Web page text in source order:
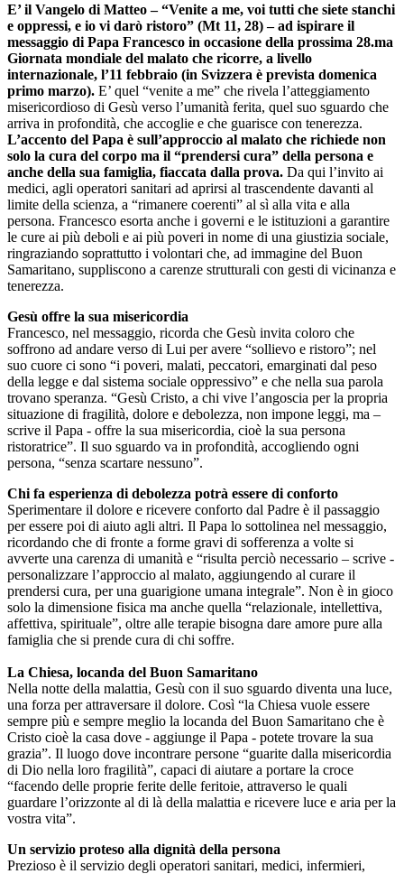
E’ il Vangelo di Matteo – “Venite a me, voi tutti che siete stanchi
e oppressi, e io vi darò ristoro” (Mt 11, 28) – ad ispirare il
messaggio di Papa Francesco in occasione della prossima 28.ma
Giornata mondiale del malato che ricorre, a livello
internazionale, l’11 febbraio (in Svizzera è prevista domenica
primo marzo). E’ quel “venite a me” che rivela l’atteggiamento
misericordioso di Gesù verso l’umanità ferita, quel suo sguardo che
arriva in profondità, che accoglie e che guarisce con tenerezza.
L’accento del Papa è sull’approccio al malato che richiede non
solo la cura del corpo ma il “prendersi cura” della persona e
anche della sua famiglia, fiaccata dalla prova. Da qui l’invito ai
medici, agli operatori sanitari ad aprirsi al trascendente davanti al
limite della scienza, a “rimanere coerenti” al sì alla vita e alla
persona. Francesco esorta anche i governi e le istituzioni a garantire
le cure ai più deboli e ai più poveri in nome di una giustizia sociale,
ringraziando soprattutto i volontari che, ad immagine del Buon
Samaritano, suppliscono a carenze strutturali con gesti di vicinanza e
tenerezza.
Gesù offre la sua misericordia
Francesco, nel messaggio, ricorda che Gesù invita coloro che
soffrono ad andare verso di Lui per avere “sollievo e ristoro”; nel
suo cuore ci sono “i poveri, malati, peccatori, emarginati dal peso
della legge e dal sistema sociale oppressivo” e che nella sua parola
trovano speranza. “Gesù Cristo, a chi vive l’angoscia per la propria
situazione di fragilità, dolore e debolezza, non impone leggi, ma –
scrive il Papa - offre la sua misericordia, cioè la sua persona
ristoratrice”. Il suo sguardo va in profondità, accogliendo ogni
persona, “senza scartare nessuno”.
Chi fa esperienza di debolezza potrà essere di conforto
Sperimentare il dolore e ricevere conforto dal Padre è il passaggio
per essere poi di aiuto agli altri. Il Papa lo sottolinea nel messaggio,
ricordando che di fronte a forme gravi di sofferenza a volte si
avverte una carenza di umanità e “risulta perciò necessario – scrive -
personalizzare l’approccio al malato, aggiungendo al curare il
prendersi cura, per una guarigione umana integrale”. Non è in gioco
solo la dimensione fisica ma anche quella “relazionale, intellettiva,
affettiva, spirituale”, oltre alle terapie bisogna dare amore pure alla
famiglia che si prende cura di chi soffre.
La Chiesa, locanda del Buon Samaritano
Nella notte della malattia, Gesù con il suo sguardo diventa una luce,
una forza per attraversare il dolore. Così “la Chiesa vuole essere
sempre più e sempre meglio la locanda del Buon Samaritano che è
Cristo cioè la casa dove - aggiunge il Papa - potete trovare la sua
grazia”. Il luogo dove incontrare persone “guarite dalla misericordia
di Dio nella loro fragilità”, capaci di aiutare a portare la croce
“facendo delle proprie ferite delle feritoie, attraverso le quali
guardare l’orizzonte al di là della malattia e ricevere luce e aria per la
vostra vita”.
Un servizio proteso alla dignità della persona
Prezioso è il servizio degli operatori sanitari, medici, infermieri,